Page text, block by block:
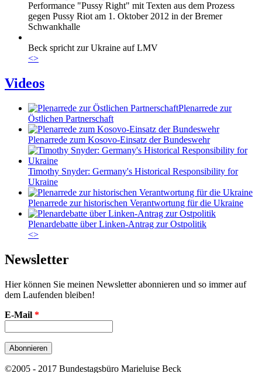
Performance "Pussy Right" mit Texten aus dem Prozess
gegen Pussy Riot am 1. Oktober 2012 in der Bremer
Schwankhalle
Beck spricht zur Ukraine auf LMV
<>
Videos
Plenarrede zur
Östlichen Partnerschaft
Plenarrede zum Kosovo-Einsatz der Bundeswehr
Timothy Snyder: Germany's Historical Responsibility for
Ukraine
Plenarrede zur historischen Verantwortung für die Ukraine
Plenardebatte über Linken-Antrag zur Ostpolitik
<>
Newsletter
Hier können Sie meinen Newsletter abonnieren und so immer auf
dem Laufenden bleiben!
E-Mail *
©2005 - 2017 Bundestagsbüro Marieluise Beck